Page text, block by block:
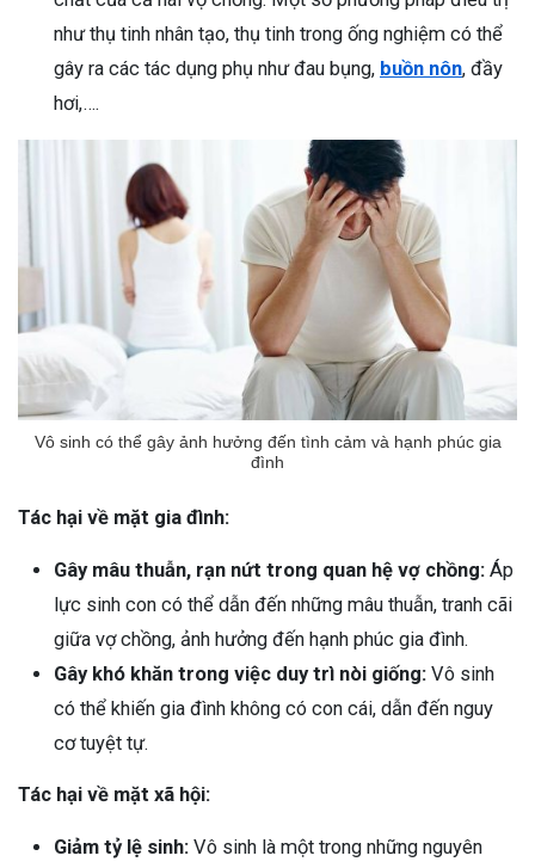
như thụ tinh nhân tạo, thụ tinh trong ống nghiệm có thể
gây ra các tác dụng phụ như đau bụng, buồn nôn, đầy
hơi,….
Vô sinh có thể gây ảnh hưởng đến tình cảm và hạnh phúc gia
đình
Tác hại về mặt gia đình:
Gây mâu thuẫn, rạn nứt trong quan hệ vợ chồng: Áp
lực sinh con có thể dẫn đến những mâu thuẫn, tranh cãi
giữa vợ chồng, ảnh hưởng đến hạnh phúc gia đình.
Gây khó khăn trong việc duy trì nòi giống: Vô sinh
có thể khiến gia đình không có con cái, dẫn đến nguy
cơ tuyệt tự.
Tác hại về mặt xã hội:
Giảm tỷ lệ sinh: Vô sinh là một trong những nguyên